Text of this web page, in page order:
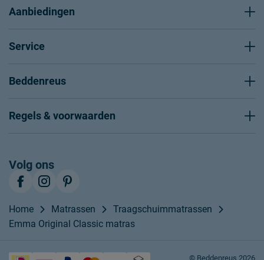
Aanbiedingen
Service
Beddenreus
Regels & voorwaarden
Volg ons
Home Matrassen
Traagschuimmatrassen
Emma Original Classic matras
© Beddenreus 2026